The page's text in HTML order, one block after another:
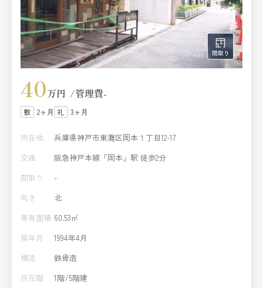
40万円 管理費-
2ヶ月 3ヶ月
所在地
兵庫県神戸市東灘区岡本１丁目12-17
交通
阪急神戸本線「岡本」駅 徒歩2分
間取り
-
向き
北
専有面積 60.53㎡
築年月
1994年4月
構造
鉄骨造
所在階
1階/5階建